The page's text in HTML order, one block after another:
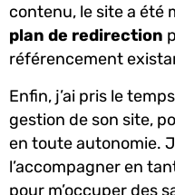
contenu, le site a été
plan de redirection
référencement
Enfin, j’ai pris le
gestion de son site,
en toute autonomie.
l’accompagner en
pour m’occuper des